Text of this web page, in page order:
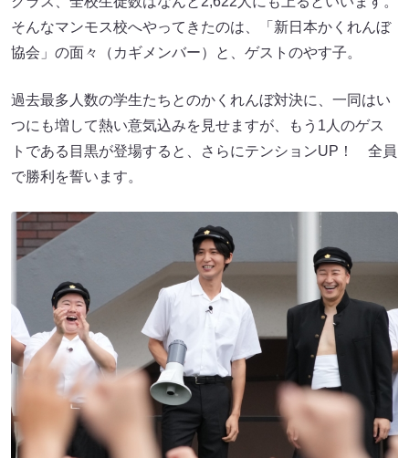
そんなマンモス校へやってきたのは、「新日本かくれんぼ
協会」の面々（カギメンバー）と、ゲストのやす子。
過去最多人数の学生たちとのかくれんぼ対決に、一同はい
つにも増して熱い意気込みを見せますが、もう1人のゲス
トである目黒が登場すると、さらにテンションUP！ 全員
で勝利を誓います。